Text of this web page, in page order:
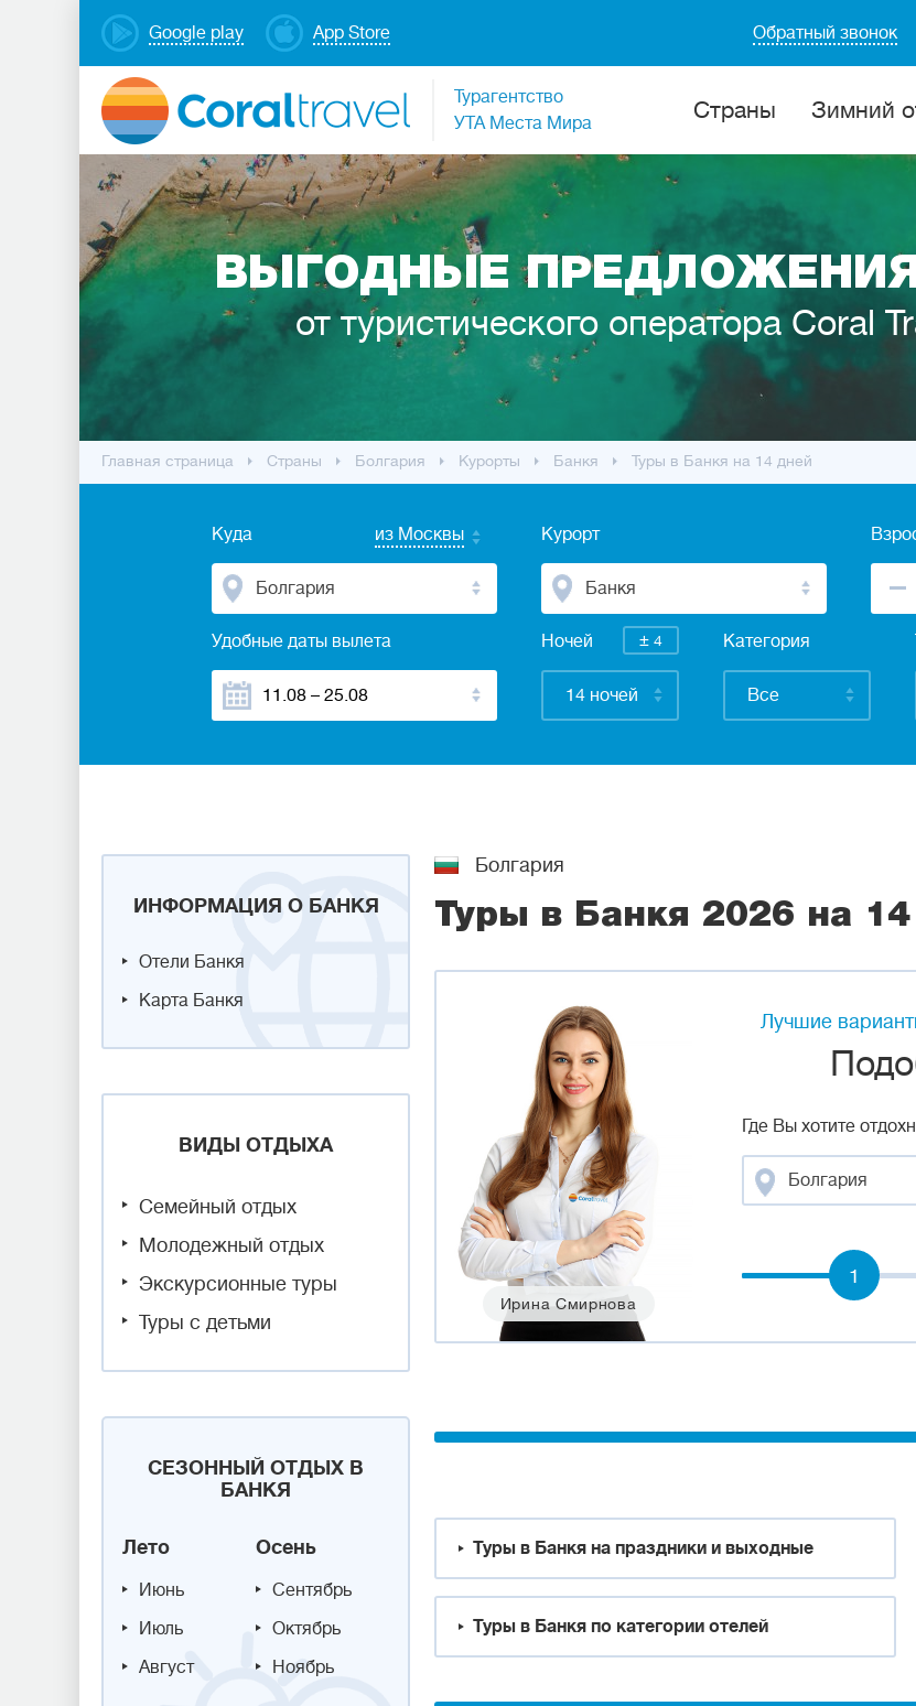
Google play App Store Обратный звонок
Турагентство
УТА Места Мира
Cтраны Зимний
ВЫГОДНЫЕ
от туристического оператора Coral
Главная страница Cтраны Болгария Курорты Банкя Туры в Банкя на 14 дней
Куда из Москвы
Болгария
Курорт
Банкя
Удобные даты вылета Ночей ±4
14 ночей
Категория
Все
ИНФОРМАЦИЯ О БАНКЯ
Отели Банкя
Карта Банкя
ВИДЫ ОТДЫХА
Семейный отдых
Молодежный отдых
Экскурсионные туры
Туры с детьми
СЕЗОННЫЙ ОТДЫХ В
БАНКЯ
Лето
Июнь
Июль
Август
Осень
Сентябрь
Октябрь
Ноябрь
Болгария
Туры в Банкя 2026 на
Ирина Смирнова
Лучшие
Где Вы хотите
Болгария
1
Туры в Банкя на праздники и выходные
Туры в Банкя по категории отелей